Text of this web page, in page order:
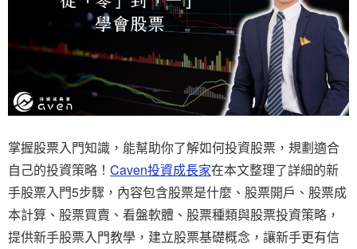
掌握股票入門知識，能幫助你了解如何投資股票，規劃適合
自己的投資策略！ Caven投資成長家在本文整理了詳細的新
手股票入門5步驟，內容包含股票是什麼、股票開戶、股票成
本計算、股票買賣、看盤軟體、股票種類與股票投資策略，
提供新手股票入門教學，建立股票基礎概念，讓新手更有信